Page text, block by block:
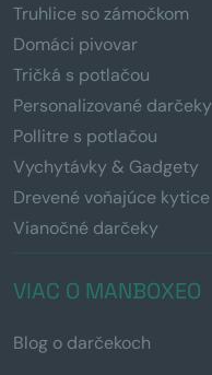
Truhlice so zámočkom
Domáci pivovar
Tričká s potlačou
Personalizované darčeky
Pollitre s potlačou
Vychytávky & Gadgety
Drevené voňajúce kytice
Vianočné darčeky
VIAC O MANBOXEO
Blog o darčekoch